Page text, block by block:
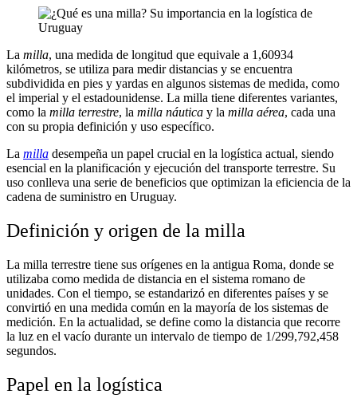
La milla, una medida de longitud que equivale a 1,60934
kilómetros, se utiliza para medir distancias y se encuentra
subdividida en pies y yardas en algunos sistemas de medida, como
el imperial y el estadounidense. La milla tiene diferentes variantes,
como la milla terrestre, la milla náutica y la milla aérea, cada una
con su propia definición y uso específico.
La milla desempeña un papel crucial en la logística actual, siendo
esencial en la planificación y ejecución del transporte terrestre. Su
uso conlleva una serie de beneficios que optimizan la eficiencia de la
cadena de suministro en Uruguay.
Definición y origen de la milla
La milla terrestre tiene sus orígenes en la antigua Roma, donde se
utilizaba como medida de distancia en el sistema romano de
unidades. Con el tiempo, se estandarizó en diferentes países y se
convirtió en una medida común en la mayoría de los sistemas de
medición. En la actualidad, se define como la distancia que recorre
la luz en el vacío durante un intervalo de tiempo de 1/299,792,458
segundos.
Papel en la logística